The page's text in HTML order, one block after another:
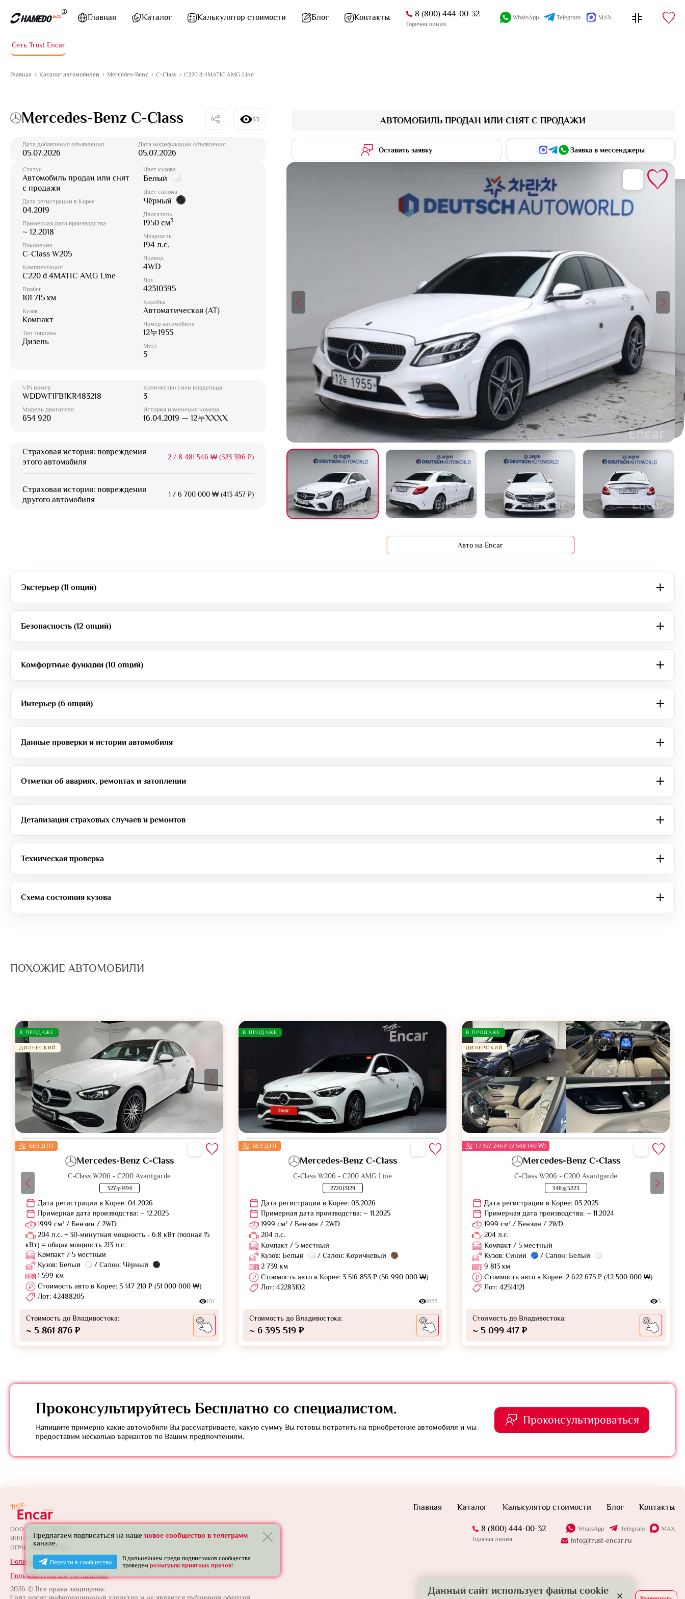
Главная
Каталог Калькулятор стоимости Блог Контакты 8 (800) 444-00-32
Горячая линия
WhatsApp Telegram MAX
Сеть Trust Encar
Главная Каталог автомобилей Mercedes-Benz C-Class C220 d 4MATIC AMG Line
Mercedes-Benz C-Class 33
Дата добавления объявления
05.07.2026
Дата модификации объявления
05.07.2026
АВТОМОБИЛЬ ПРОДАН ИЛИ СНЯТ С ПРОДАЖИ
Оставить заявку Заявка в мессенджеры
Статус
Автомобиль продан или снят
с продажи
Дата регистрации в Корее
04.2019
Примерная дата производства
~ 12.2018
Поколение
C-Class W205
Комплектация
C220 d 4MATIC AMG Line
Пробег
101 715 км
Кузов
Компакт
Тип топлива
Дизель
Цвет кузова
Белый
Цвет салона
Чёрный
Двигатель
1950 см3
Мощность
194 л.с.
Привод
4WD
Лот
42310395
Коробка
Автоматическая (AT)
Номер автомобиля
12누1955
Мест
5
VIN номер
WDDWF1FB1KR483218
Модель двигателя
654 920
Количество смен владельца
3
История изменения номера
16.04.2019 — 12누XXXX
Страховая история: повреждения
этого автомобиля
2 / 8 481 546 ₩ (523 396 ₽)
Страховая история: повреждения
другого автомобиля
1 / 6 700 000 ₩ (413 457 ₽)
Авто на Encar
Экстерьер (11 опций)
Безопасность (12 опций)
Комфортные функции (10 опций)
Интерьер (6 опций)
Данные проверки и истории автомобиля
Отметки об авариях, ремонтах и затоплении
Детализация страховых случаев и ремонтов
Техническая проверка
Схема состояния кузова
ПОХОЖИЕ АВТОМОБИЛИ
В ПРОДАЖЕ
ДИЛЕРСКИЙ
БЕЗ ДТП
Mercedes-Benz C-Class
C-Class W206 - C200 Avantgarde
327누1494
Дата регистрации в Корее: 04.2026
Примерная дата производства: ~ 12.2025
1999 см³ / Бензин / 2WD
204 л.с. + 30-минутная мощность - 6.8 кВт (полная 15
кВт) = общая мощность 213 л.с.
Компакт / 5 местный
Кузов: Белый
/ Салон: Чёрный
1 599 км
Стоимость авто в Корее: 3 147 210 ₽ (51 000 000 ₩)
Лот: 42488205
101
Стоимость до Владивостока:
~ 5 861 876 ₽
В ПРОДАЖЕ
БЕЗ ДТП
Mercedes-Benz C-Class
C-Class W206 - C200 AMG Line
272마3129
Дата регистрации в Корее: 03.2026
Примерная дата производства: ~ 11.2025
1999 см³ / Бензин / 2WD
204 л.с.
Компакт / 5 местный
Кузов: Белый
/ Салон: Коричневый
2 739 км
Стоимость авто в Корее: 3 516 853 ₽ (56 990 000 ₩)
Лот: 42283102
1633
Стоимость до Владивостока:
~ 6 395 519 ₽
В ПРОДАЖЕ
ДИЛЕРСКИЙ
1 / 157 246 ₽ (2 548 140 ₩)
Mercedes-Benz C-Class
C-Class W206 - C200 Avantgarde
346보5223
Дата регистрации в Корее: 03.2025
Примерная дата производства: ~ 11.2024
1999 см³ / Бензин / 2WD
204 л.с.
Компакт / 5 местный
Кузов: Синий
/ Салон: Белый
9 813 км
Стоимость авто в Корее: 2 622 675 ₽ (42 500 000 ₩)
Лот: 42514121
5
Стоимость до Владивостока:
~ 5 099 417 ₽
Проконсультируйтесь Бесплатно со специалистом.
Напишите примерно какие автомобили Вы рассматриваете, какую сумму Вы готовы потратить на приобретение автомобиля и мы
предоставим несколько вариантов по Вашим предпочтениям.
Проконсультироваться
ООО "ТРАСТ ЭНКАР"
ИНН: 7801739565
ОГРН: 1257800005924
Политика конфиденциальности
Пользовательское соглашение
2026 © Все права защищены.
Главная Каталог Калькулятор стоимости Блог Контакты
8 (800) 444-00-32
Горячая линия
WhatsApp Telegram MAX
info@trust-encar.ru
Данный сайт использует файлы cookie
Предлагаем подписаться на наше новое сообщество в телеграмм
канале.
Перейти в сообщество
В дальнейшем среди подписчиков сообщества
проведем розыгрыш приятных призов!